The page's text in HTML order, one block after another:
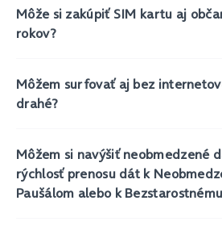
Môže si zakúpiť SIM kartu aj
rokov?
Môžem surfovať aj bez
drahé?
Môžem si navýšiť neobmedzené
rýchlosť prenosu dát k
Paušálom alebo k